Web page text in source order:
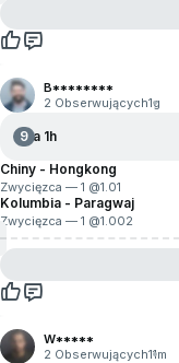
B********
2 Obserwujących1g
9Za 1h
Chiny - Hongkong
Zwycięzca — 1 @1.01
Kolumbia - Paragwaj
Zwycięzca — 1 @1.002
W*****
2 Obserwujących11m